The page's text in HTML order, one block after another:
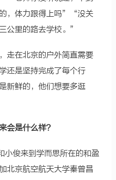
，体力跟得上吗”“没关
公里的路去学校。”
走在北京的户外简直需要
还是坚持完成了每个行
新鲜的，他们想要多逛
会是什么样？
小俊来到学而思所在的和盈
北京航空航天大学秦曾昌